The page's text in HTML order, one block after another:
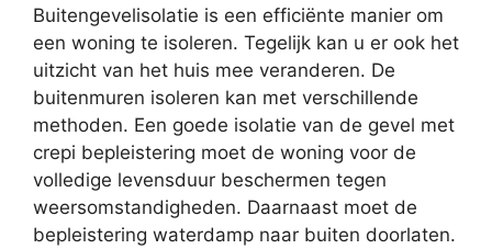
Buitengevelisolatie is een efficiënte manier om
een woning te isoleren. Tegelijk kan u er ook het
uitzicht van het huis mee veranderen. De
buitenmuren isoleren kan met verschillende
methoden. Een goede isolatie van de gevel met
crepi bepleistering moet de woning voor de
volledige levensduur beschermen tegen
weersomstandigheden. Daarnaast moet de
bepleistering waterdamp naar buiten doorlaten.